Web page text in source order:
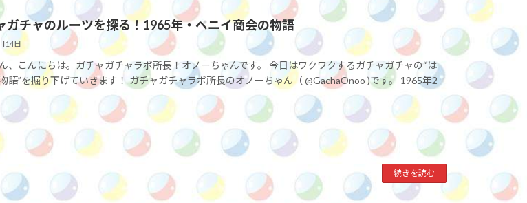
ガチャのルーツを探る！1965年・ペニイ商会の物語
14日
、こんにちは。ガチャガチャラボ所長！オノーちゃんです。 今日はワクワクするガチャガチャの“は
語”を掘り下げていきます！ ガチャガチャラボ所長のオノーちゃん（ @GachaOnoo )です。 1965年2
続きを読む